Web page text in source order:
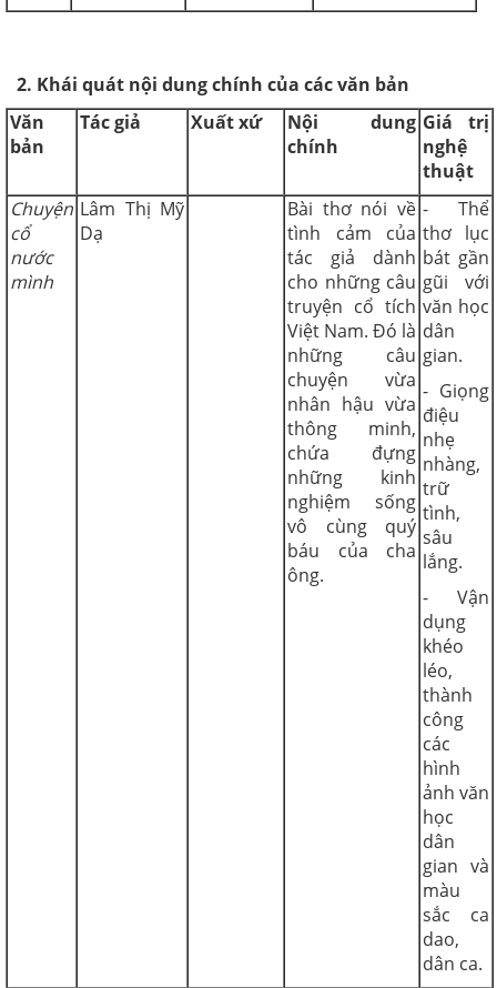
2. Khái quát nội dung chính của các văn bản
Văn
bản
Tác giả Xuất xứ
Nội dung
chính
Giá trị
nghệ
thuật
Chuyện
cổ
nước
mình
Lâm Thị Mỹ
Dạ
Bài thơ nói về
tình cảm của
tác giả dành
cho những câu
truyện cổ tích
Việt Nam. Đó là
những câu
chuyện vừa
nhân hậu vừa
thông minh,
chứa đựng
những kinh
nghiệm sống
vô cùng quý
báu của cha
ông.
- Thể
thơ lục
bát gần
gũi với
văn học
dân
gian.
- Giọng
điệu
nhẹ
nhàng,
trữ
tình,
sâu
lắng.
- Vận
dụng
khéo
léo,
thành
công
các
hình
ảnh văn
học
dân
gian và
màu
sắc ca
dao,
dân ca.